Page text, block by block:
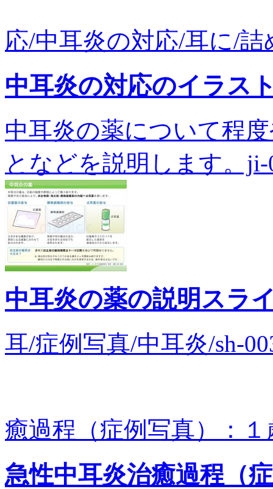
応/中耳炎の対応/耳に/詰
中耳炎の対応のイラス
中耳炎の薬について程
となどを説明します。
中耳炎の薬の説明スラ
耳/症例写真/中耳炎/sh-
癒過程（症例写真）：
急性中耳炎治癒過程（